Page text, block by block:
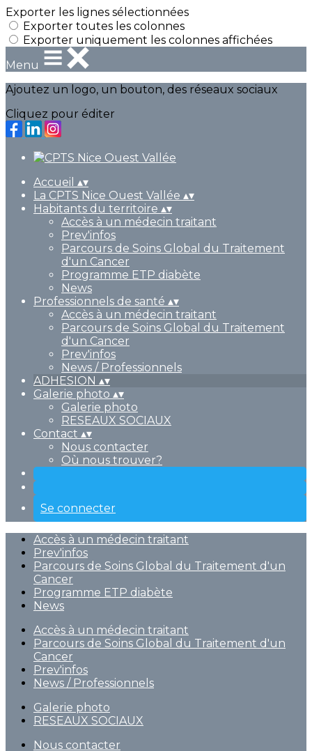
Exporter les lignes sélectionnées
Exporter toutes les colonnes
Exporter uniquement les colonnes affichées
Menu
Ajoutez un logo, un bouton, des réseaux sociaux
Cliquez pour éditer
Accueil ▴▾
La CPTS Nice Ouest Vallée ▴▾
Habitants du territoire ▴▾
Accès à un médecin traitant
Prev'infos
Parcours de Soins Global du Traitement
d'un Cancer
Programme ETP diabète
News
Professionnels de santé ▴▾
Accès à un médecin traitant
Parcours de Soins Global du Traitement
d'un Cancer
Prev'infos
News / Professionnels
ADHESION ▴▾
Galerie photo ▴▾
Galerie photo
RESEAUX SOCIAUX
Contact ▴▾
Nous contacter
Où nous trouver?
Se connecter
Accès à un médecin traitant
Prev'infos
Parcours de Soins Global du Traitement d'un
Cancer
Programme ETP diabète
News
Accès à un médecin traitant
Parcours de Soins Global du Traitement d'un
Cancer
Prev'infos
News / Professionnels
Galerie photo
RESEAUX SOCIAUX
Nous contacter